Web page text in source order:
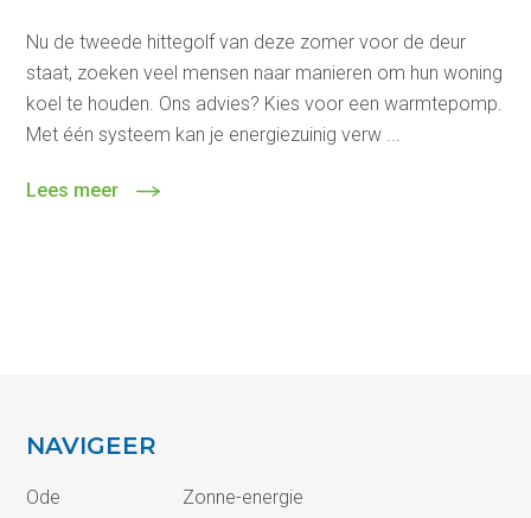
Nu de tweede hittegolf van deze zomer voor de deur
staat, zoeken veel mensen naar manieren om hun woning
koel te houden. Ons advies? Kies voor een warmtepomp.
Met één systeem kan je energiezuinig verw ...
Lees meer
NAVIGEER
Ode
Zonne-energie